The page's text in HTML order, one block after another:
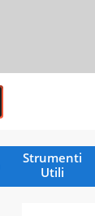
Strumenti
Utili